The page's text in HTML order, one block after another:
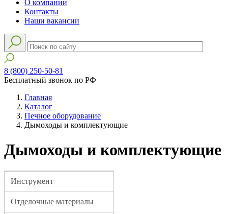
О компании
Контакты
Наши вакансии
8 (800) 250-50-81
Бесплатный звонок по РФ
Главная
Каталог
Печное оборудование
Дымоходы и комплектующие
Дымоходы и комплектующие
Инструмент
Отделочные материалы